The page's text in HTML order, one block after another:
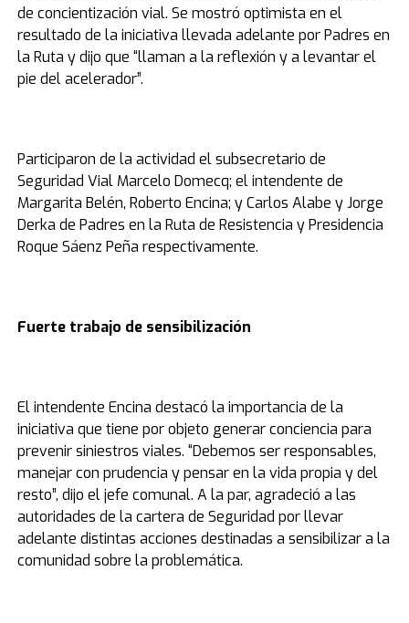
de concientización vial. Se mostró optimista en el
resultado de la iniciativa llevada adelante por Padres en
la Ruta y dijo que “llaman a la reflexión y a levantar el
pie del acelerador”.
Participaron de la actividad el subsecretario de
Seguridad Vial Marcelo Domecq; el intendente de
Margarita Belén, Roberto Encina; y Carlos Alabe y Jorge
Derka de Padres en la Ruta de Resistencia y Presidencia
Roque Sáenz Peña respectivamente.
Fuerte trabajo de sensibilización
El intendente Encina destacó la importancia de la
iniciativa que tiene por objeto generar conciencia para
prevenir siniestros viales. “Debemos ser responsables,
manejar con prudencia y pensar en la vida propia y del
resto”, dijo el jefe comunal. A la par, agradeció a las
autoridades de la cartera de Seguridad por llevar
adelante distintas acciones destinadas a sensibilizar a la
comunidad sobre la problemática.